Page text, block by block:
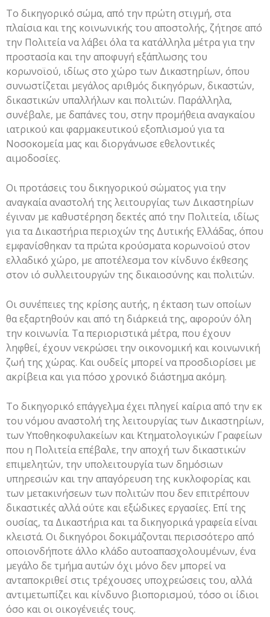
Το δικηγορικό σώμα, από την πρώτη στιγμή, στα
πλαίσια και της κοινωνικής του αποστολής, ζήτησε από
την Πολιτεία να λάβει όλα τα κατάλληλα μέτρα για την
προστασία και την αποφυγή εξάπλωσης του
κορωνοϊού, ιδίως στο χώρο των Δικαστηρίων, όπου
συνωστίζεται μεγάλος αριθμός δικηγόρων, δικαστών,
δικαστικών υπαλλήλων και πολιτών. Παράλληλα,
συνέβαλε, με δαπάνες του, στην προμήθεια αναγκαίου
ιατρικού και φαρμακευτικού εξοπλισμού για τα
Νοσοκομεία μας και διοργάνωσε εθελοντικές
αιμοδοσίες.
Οι προτάσεις του δικηγορικού σώματος για την
αναγκαία αναστολή της λειτουργίας των Δικαστηρίων
έγιναν με καθυστέρηση δεκτές από την Πολιτεία, ιδίως
για τα Δικαστήρια περιοχών της Δυτικής Ελλάδας, όπου
εμφανίσθηκαν τα πρώτα κρούσματα κορωνοϊού στον
ελλαδικό χώρο, με αποτέλεσμα τον κίνδυνο έκθεσης
στον ιό συλλειτουργών της δικαιοσύνης και πολιτών.
Οι συνέπειες της κρίσης αυτής, η έκταση των οποίων
θα εξαρτηθούν και από τη διάρκειά της, αφορούν όλη
την κοινωνία. Τα περιοριστικά μέτρα, που έχουν
ληφθεί, έχουν νεκρώσει την οικονομική και κοινωνική
ζωή της χώρας. Και ουδείς μπορεί να προσδιορίσει με
ακρίβεια και για πόσο χρονικό διάστημα ακόμη.
Το δικηγορικό επάγγελμα έχει πληγεί καίρια από την εκ
του νόμου αναστολή της λειτουργίας των Δικαστηρίων,
των Υποθηκοφυλακείων και Κτηματολογικών Γραφείων
που η Πολιτεία επέβαλε, την αποχή των δικαστικών
επιμελητών, την υπολειτουργία των δημόσιων
υπηρεσιών και την απαγόρευση της κυκλοφορίας και
των μετακινήσεων των πολιτών που δεν επιτρέπουν
δικαστικές αλλά ούτε και εξώδικες εργασίες. Επί της
ουσίας, τα Δικαστήρια και τα δικηγορικά γραφεία είναι
κλειστά. Οι δικηγόροι δοκιμάζονται περισσότερο από
οποιονδήποτε άλλο κλάδο αυτοαπασχολουμένων, ένα
μεγάλο δε τμήμα αυτών όχι μόνο δεν μπορεί να
ανταποκριθεί στις τρέχουσες υποχρεώσεις του, αλλά
αντιμετωπίζει και κίνδυνο βιοπορισμού, τόσο οι ίδιοι
όσο και οι οικογένειές τους.